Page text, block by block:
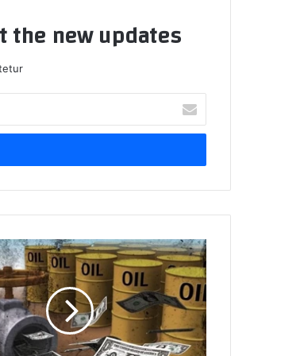
new updates!
بريدك
الإلكتروني
نائب
عن
البصرة:
لن
نمرر
الموازنة
دون